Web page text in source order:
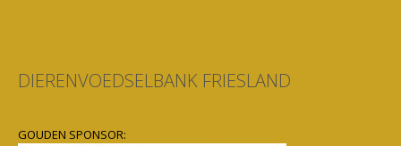
DIERENVOEDSELBANK FRIESLAND
GOUDEN SPONSOR: